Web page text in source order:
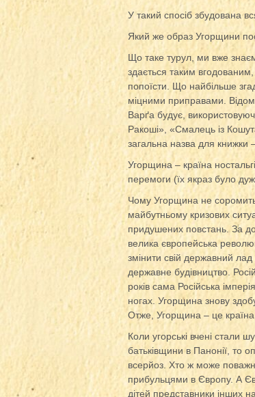
У такий спосіб збудована
Який же образ Угорщини
Що таке турул, ми вже
здається таким
попоїсти. Що найбільше
міцними приправами.
Варґа будує,
Ракоші», «Смалець із
загальна назва для книжки
Угорщина – країна
перемоги (їх якраз було
Чому Угорщина не
майбутньому кризових
придушених повстань. За
велика європейська
змінити свій державний
державне будівництво.
років сама Російська
ногах. Угорщина знову
Отже, Угорщина – це
Коли угорські вчені стали
батьківщини в Панонії, то
всерйоз. Хто ж може
прибульцями в Європу. А
дітей представники інших